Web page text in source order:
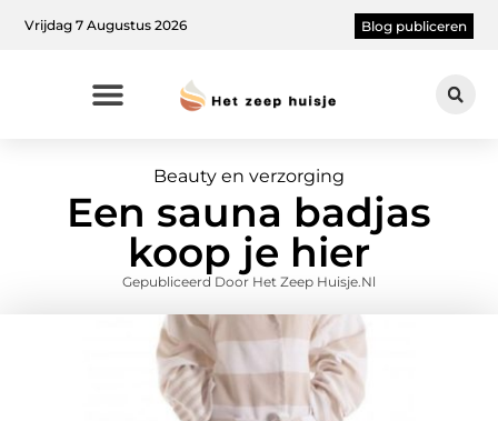
Vrijdag 7 Augustus 2026 Blog publiceren
Beauty en verzorging
Een sauna badjas
koop je hier
Gepubliceerd Door Het Zeep Huisje.nl